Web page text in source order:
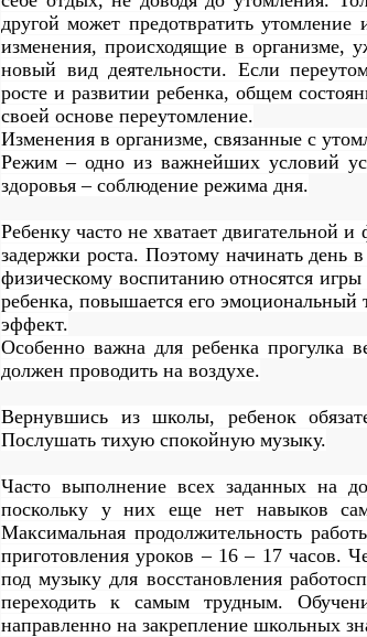
другой может предотвратить
изменения, происходящие в организме,
новый вид деятельности. Если
росте и развитии ребенка, общем
своей основе переутомление.
Изменения в организме, связанные с
Режим – одно из важнейших условий
здоровья – соблюдение режима дня.
Ребенку часто не хватает двигательной
задержки роста. Поэтому начинать день
физическому воспитанию относятся
ребенка, повышается его
эффект.
Особенно важна для ребенка прогулка
должен проводить на воздухе.
Вернувшись из школы, ребенок
Послушать тихую спокойную музыку.
Часто выполнение всех заданных на
поскольку у них еще нет навыков
Максимальная продолжительность
приготовления уроков – 16 – 17 часов.
под музыку для восстановления
переходить к самым трудным.
направленно на закрепление школьных